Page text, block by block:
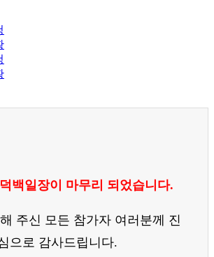
백일장이 마무리 되었습니다.
주신 모든 참가자 여러분께 진
으로 감사드립니다.